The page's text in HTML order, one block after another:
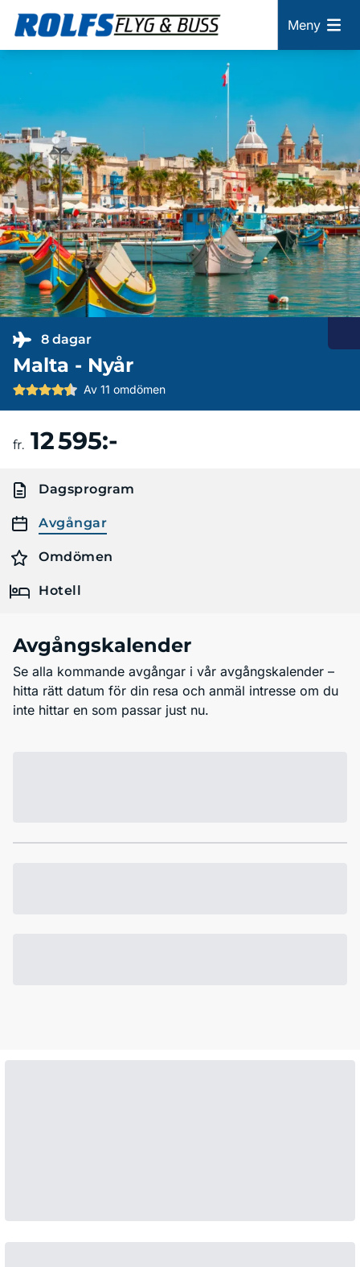
Meny
8 dagar
Malta - Nyår
Av 11 omdömen
fr. 12 595:-
Dagsprogram
Avgångar
Omdömen
Hotell
Avgångskalender
Se alla kommande avgångar i vår avgångskalender –
hitta rätt datum för din resa och anmäl intresse om du
inte hittar en som passar just nu.